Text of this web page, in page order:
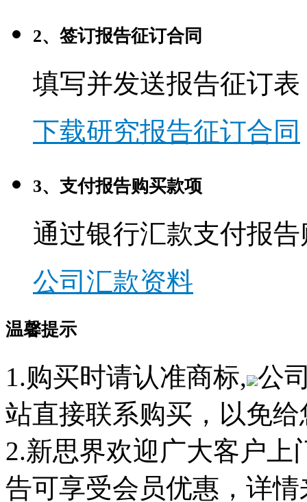
2、签订报告征订合同
填写并发送报告征订表
下载研究报告征订合同
3、支付报告购买款项
通过银行汇款支付报
公司汇款资料
温馨提示
1.购买时请认准商标, 公
站直接联系购买，以免
2.新思界欢迎广大客户
告可享受会员优惠，详